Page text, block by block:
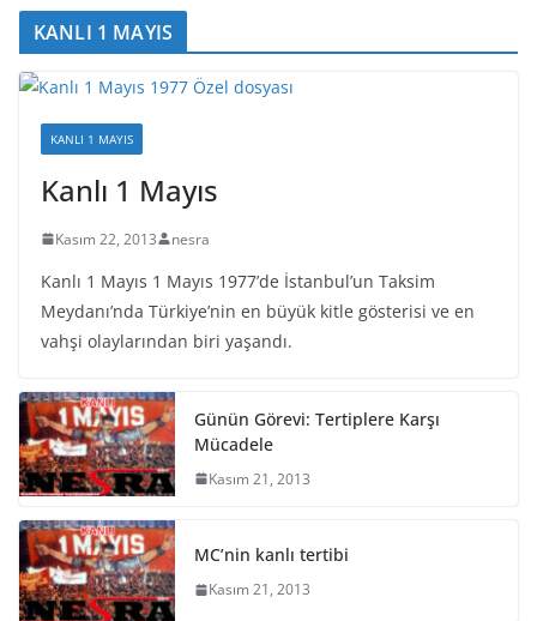
KANLI 1 MAYIS
KANLI 1 MAYIS
Kanlı 1 Mayıs
Kasım 22, 2013 nesra
Kanlı 1 Mayıs 1 Mayıs 1977’de İstanbul’un Taksim
Meydanı’nda Türkiye’nin en büyük kitle gösterisi ve en
vahşi olaylarından biri yaşandı.
Günün Görevi: Tertiplere Karşı
Mücadele
Kasım 21, 2013
MC’nin kanlı tertibi
Kasım 21, 2013